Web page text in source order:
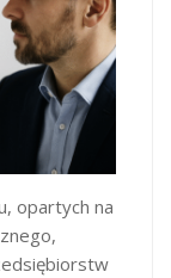
opartych na